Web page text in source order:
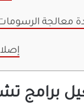
معالجة